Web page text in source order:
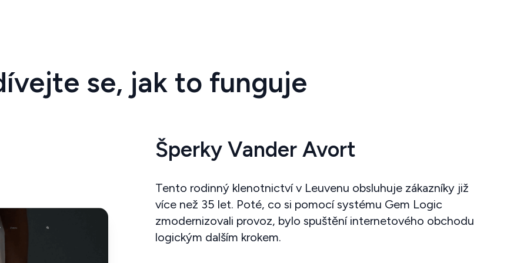
se, jak to funguje
Šperky Vander Avort
Tento rodinný klenotnictví v Leuvenu obsluhuje zákazníky již
více než 35 let. Poté, co si pomocí systému Gem Logic
zmodernizovali provoz, bylo spuštění internetového obchodu
logickým dalším krokem.